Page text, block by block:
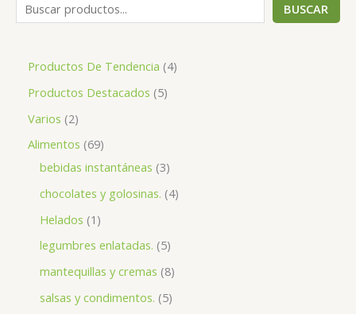
BUSCAR
Productos De Tendencia 4
Productos Destacados 5
Varios 2
Alimentos 69
bebidas instantáneas 3
chocolates y golosinas. 4
Helados 1
legumbres enlatadas. 5
mantequillas y cremas 8
salsas y condimentos. 5